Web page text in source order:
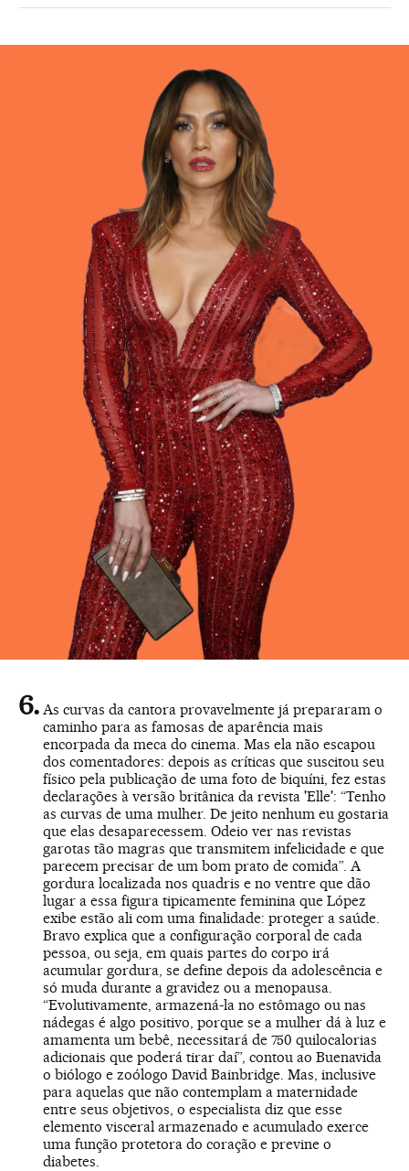
As curvas da cantora provavelmente já prepararam o
caminho para as famosas de aparência mais
encorpada da meca do cinema. Mas ela não escapou
dos comentadores: depois as críticas que suscitou seu
físico pela publicação de uma foto de biquíni, fez estas
declarações à versão britânica da revista 'Elle': “Tenho
as curvas de uma mulher. De jeito nenhum eu gostaria
que elas desaparecessem. Odeio ver nas revistas
garotas tão magras que transmitem infelicidade e que
parecem precisar de um bom prato de comida”. A
gordura localizada nos quadris e no ventre que dão
lugar a essa figura tipicamente feminina que López
exibe estão ali com uma finalidade: proteger a saúde.
Bravo explica que a configuração corporal de cada
pessoa, ou seja, em quais partes do corpo irá
acumular gordura, se define depois da adolescência e
só muda durante a gravidez ou a menopausa.
“Evolutivamente, armazená-la no estômago ou nas
nádegas é algo positivo, porque se a mulher dá à luz e
amamenta um bebê, necessitará de 750 quilocalorias
adicionais que poderá tirar daí”, contou ao Buenavida
o biólogo e zoólogo David Bainbridge. Mas, inclusive
para aquelas que não contemplam a maternidade
entre seus objetivos, o especialista diz que esse
elemento visceral armazenado e acumulado exerce
uma função protetora do coração e previne o
diabetes.